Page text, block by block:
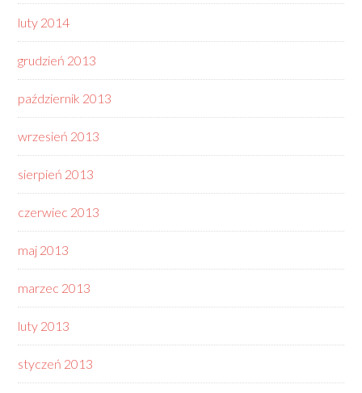
luty 2014
grudzień 2013
październik 2013
wrzesień 2013
sierpień 2013
czerwiec 2013
maj 2013
marzec 2013
luty 2013
styczeń 2013